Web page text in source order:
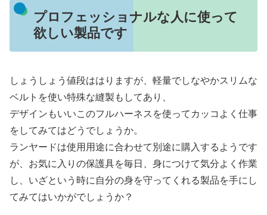
プロフェッショナルな人に使って
欲しい製品です
しょうしょう値段ははりますが、軽量でしなやかスリムな
ベルトを使い特殊な縫製もしてあり、
デザインもいいこのフルハーネスを使ってカッコよく仕事
をしてみてはどうでしょうか。
ランヤードは使用用途に合わせて別途に購入するようです
が、お気に入りの保護具を毎日、身につけて気分よく作業
し、いざという時に自分の身を守ってくれる製品を手にし
てみてはいかがでしょうか？